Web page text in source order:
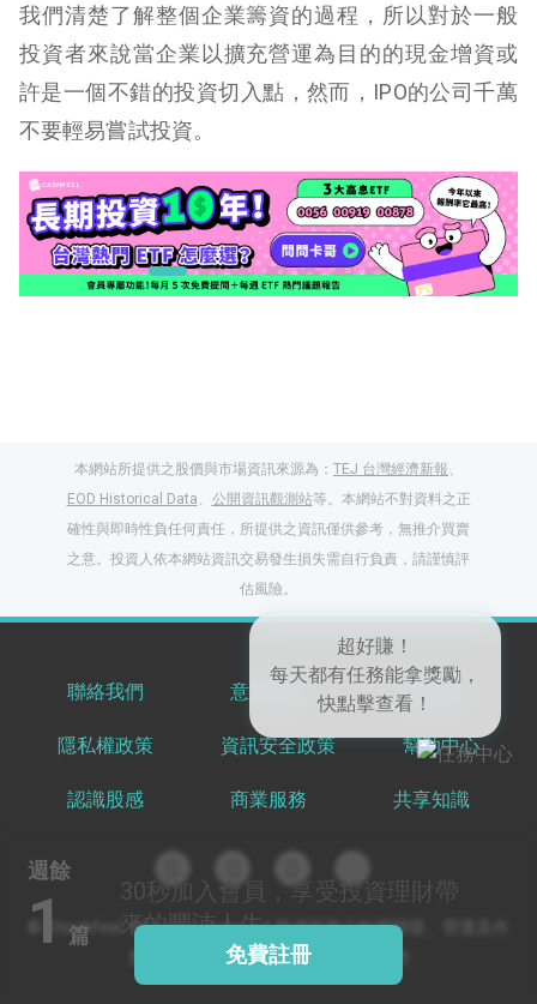
我們清楚了解整個企業籌資的過程，所以對於一般
投資者來說當企業以擴充營運為目的的現金增資或
許是一個不錯的投資切入點，然而，IPO的公司千萬
不要輕易嘗試投資。
週餘
1 篇
30秒加入會員，享受投資理財帶
來的豐沛人生
免費註冊
本網站所提供之股價與市場資訊來源為： TEJ 台灣經濟新報
EOD Historical Data
公開資訊觀測站等。本網站不對資料之正
確性與即時性負任何責任，所提供之資訊僅供參考，無推介買賣
之意。投資人依本網站資訊交易發生損失需自行負責，請謹慎評
估風險。
聯絡我們 意見反饋 服務條款
隱私權政策 資訊安全政策 幫助中心
認識股感 商業服務 共享知識
© Stockfeel. All rights reserved 股感服務之軟體開發、營運及作
業環境通過 ISO/IEC 27001:2022 驗證
每天都有任務能拿獎勵，
登入股感會員，閱讀
任一文章
出國就缺這咖？股